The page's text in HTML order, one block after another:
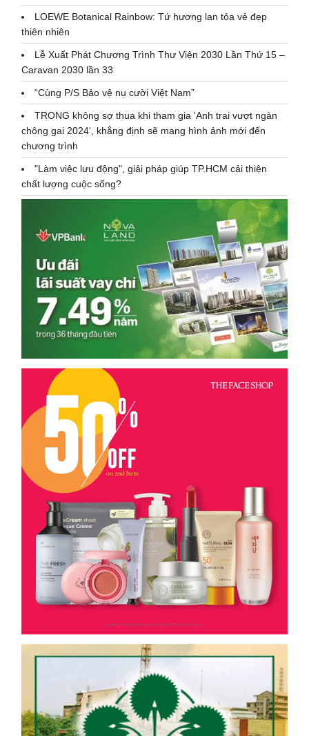
LOEWE Botanical Rainbow: Tứ hương lan tỏa vẻ đẹp
thiên nhiên
Lễ Xuất Phát Chương Trình Thư Viện 2030 Lần Thứ 15 –
Caravan 2030 lần 33
“Cùng P/S Bảo vệ nụ cười Việt Nam”
TRONG không sợ thua khi tham gia 'Anh trai vượt ngàn
chông gai 2024', khẳng định sẽ mang hình ảnh mới đến
chương trình
"Làm việc lưu động", giải pháp giúp TP.HCM cải thiện
chất lượng cuộc sống?